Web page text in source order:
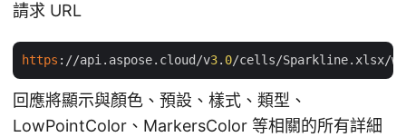
請求 URL
https ://api.aspose.cloud/v3. 0/cells/Sparkline.xlsx/
回應將顯示與顏色、預設、樣式、類型、
LowPointColor、MarkersColor 等相關的所有詳細